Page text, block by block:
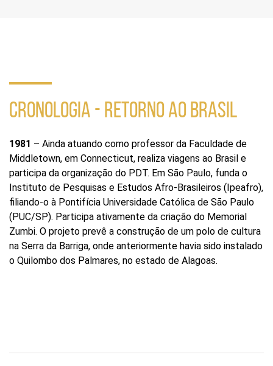
CRONOLOGIA - RETORNO AO BRASIL
1981 – Ainda atuando como professor da Faculdade de
Middletown, em Connecticut, realiza viagens ao Brasil e
participa da organização do PDT. Em São Paulo, funda o
Instituto de Pesquisas e Estudos Afro-Brasileiros (Ipeafro),
filiando-o à Pontifícia Universidade Católica de São Paulo
(PUC/SP). Participa ativamente da criação do Memorial
Zumbi. O projeto prevê a construção de um polo de cultura
na Serra da Barriga, onde anteriormente havia sido instalado
o Quilombo dos Palmares, no estado de Alagoas.